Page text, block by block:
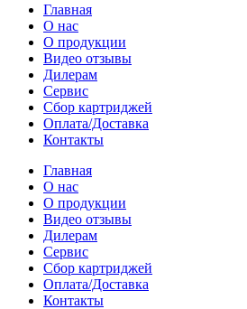
Главная
О нас
О продукции
Видео отзывы
Дилерам
Сервис
Сбор картриджей
Оплата/Доставка
Контакты
Главная
О нас
О продукции
Видео отзывы
Дилерам
Сервис
Сбор картриджей
Оплата/Доставка
Контакты